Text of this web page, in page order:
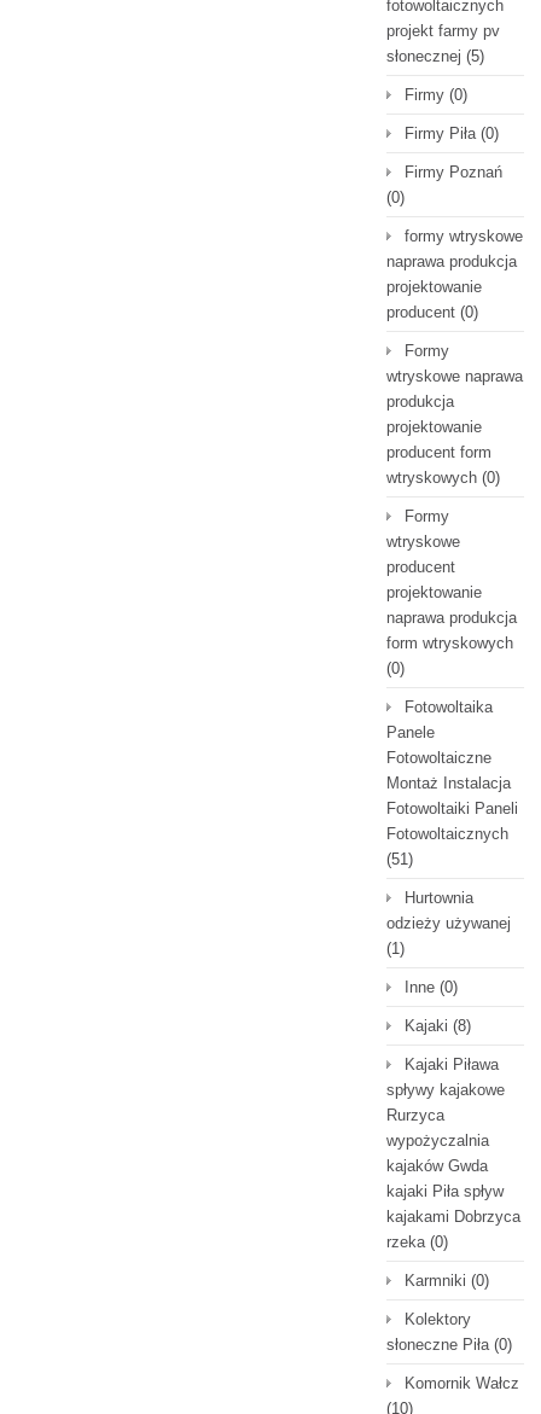
fotowoltaicznych
projekt farmy pv
słonecznej (5)
Firmy (0)
Firmy Piła(0)
Firmy Poznań
(0)
formy wtryskowe
naprawa produkcja
projektowanie
producent (0)
Formy
wtryskowe naprawa
produkcja
projektowanie
producent form
wtryskowych (0)
Formy
wtryskowe
producent
projektowanie
naprawa produkcja
form wtryskowych
(0)
Fotowoltaika
Panele
Fotowoltaiczne
Montaż Instalacja
Fotowoltaiki Paneli
Fotowoltaicznych
(51)
Hurtownia
odzieży używanej
(1)
Inne (0)
Kajaki (8)
Kajaki Piława
spływy kajakowe
Rurzyca
wypożyczalnia
kajaków Gwda
kajaki Piła spływ
kajakami Dobrzyca
rzeka(0)
Karmniki (0)
Kolektory
słoneczne Piła(0)
Komornik Wałcz
(10)